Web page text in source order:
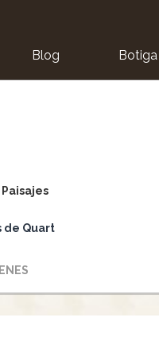
Blog Botiga
Paisajes
de Quart